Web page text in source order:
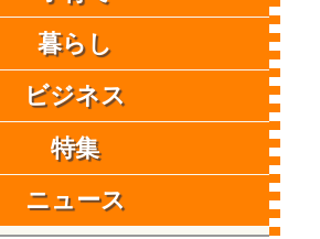
暮らし
ビジネス
特集
ニュース